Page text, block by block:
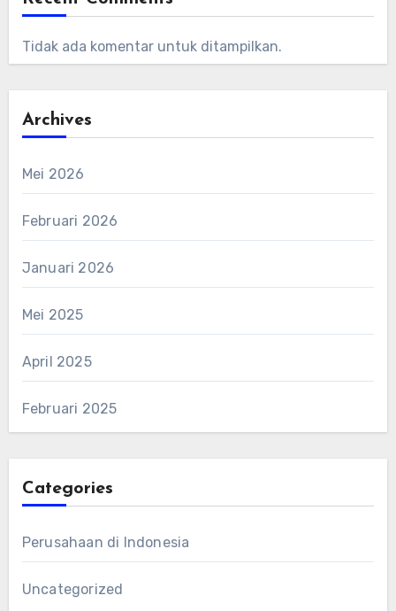
Tidak ada komentar untuk ditampilkan.
Archives
Mei 2026
Februari 2026
Januari 2026
Mei 2025
April 2025
Februari 2025
Categories
Perusahaan di Indonesia
Uncategorized